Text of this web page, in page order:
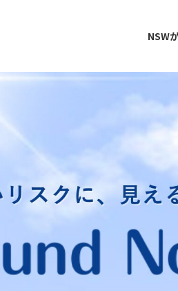
NSW
スマートファクトリーAI / 分析